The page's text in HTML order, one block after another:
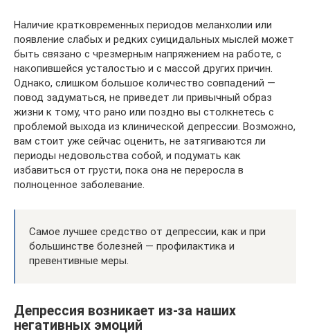
Наличие кратковременных периодов меланхолии или
появление слабых и редких суицидальных мыслей может
быть связано с чрезмерным напряжением на работе, с
накопившейся усталостью и с массой других причин.
Однако, слишком большое количество совпадений —
повод задуматься, не приведет ли привычный образ
жизни к тому, что рано или поздно вы столкнетесь с
проблемой выхода из клинической депрессии. Возможно,
вам стоит уже сейчас оценить, не затягиваются ли
периоды недовольства собой, и подумать как
избавиться от грусти, пока она не переросла в
полноценное заболевание.
Самое лучшее средство от депрессии, как и при
большинстве болезней — профилактика и
превентивные меры.
Депрессия возникает из-за наших
негативных эмоций